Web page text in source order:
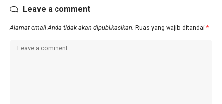
Leave a comment
Alamat email Anda tidak akan dipublikasikan. Ruas yang wajib ditandai *